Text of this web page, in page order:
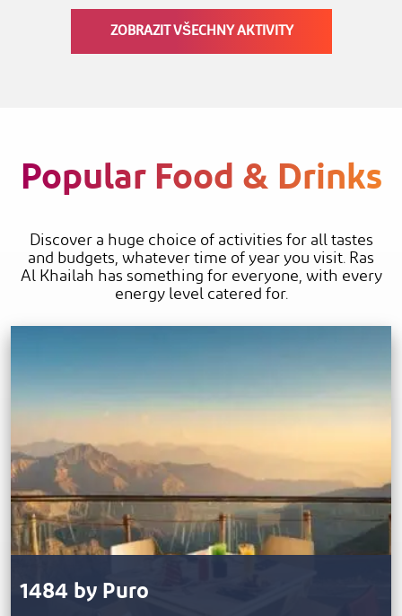
ZOBRAZIT VŠECHNY AKTIVITY
Popular Food & Drinks
Discover a huge choice of activities for all tastes
and budgets, whatever time of year you visit. Ras
Al Khailah has something for everyone, with every
energy level catered for.
1484 by Puro